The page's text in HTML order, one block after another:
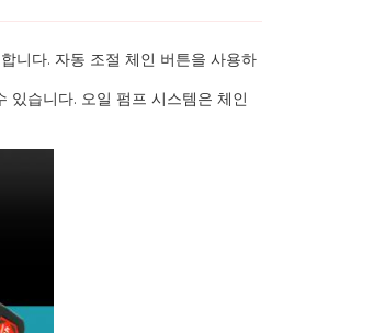
니다. 자동 조절 체인 버튼을 사용하
있습니다. 오일 펌프 시스템은 체인